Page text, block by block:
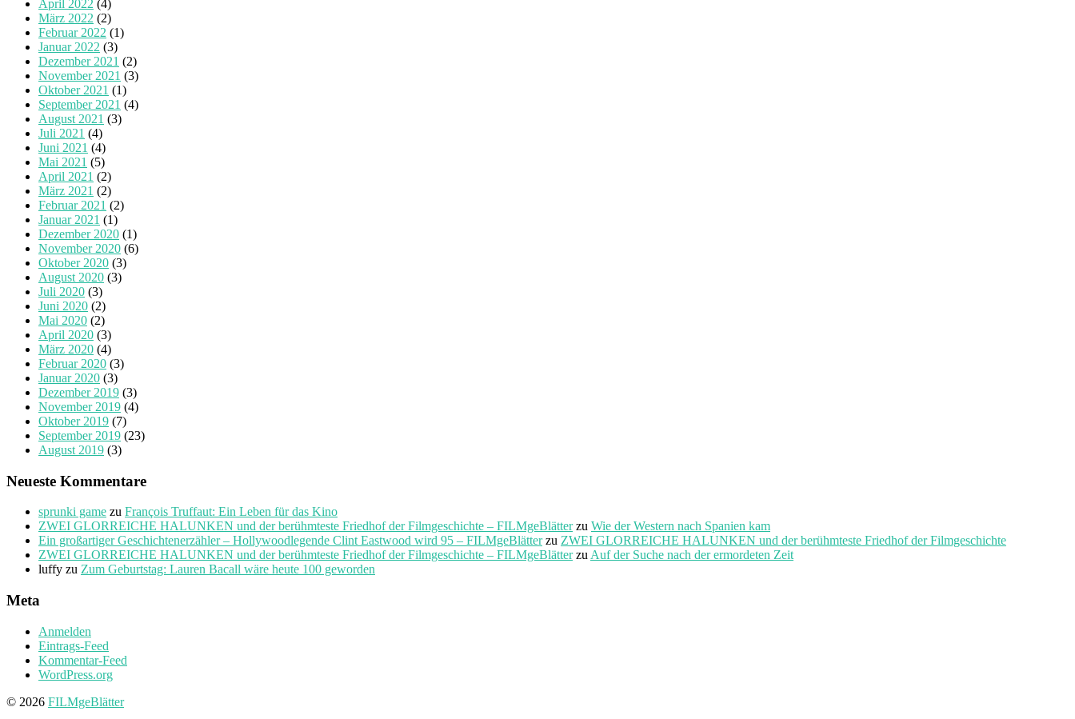
April 2022 (4)
März 2022 (2)
Februar 2022 (1)
Januar 2022 (3)
Dezember 2021 (2)
November 2021 (3)
Oktober 2021 (1)
September 2021 (4)
August 2021 (3)
Juli 2021 (4)
Juni 2021 (4)
Mai 2021 (5)
April 2021 (2)
März 2021 (2)
Februar 2021 (2)
Januar 2021 (1)
Dezember 2020 (1)
November 2020 (6)
Oktober 2020 (3)
August 2020 (3)
Juli 2020 (3)
Juni 2020 (2)
Mai 2020 (2)
April 2020 (3)
März 2020 (4)
Februar 2020 (3)
Januar 2020 (3)
Dezember 2019 (3)
November 2019 (4)
Oktober 2019 (7)
September 2019 (23)
August 2019 (3)
Neueste Kommentare
sprunki game zu François Truffaut: Ein Leben für das Kino
ZWEI GLORREICHE HALUNKEN und der berühmteste Friedhof der Filmgeschichte – FILMgeBlätterzu Wie der Western nach Spanien kam
Ein großartiger Geschichtenerzähler – Hollywoodlegende Clint Eastwood wird 95 – FILMgeBlätterzu ZWEI GLORREICHE HALUNKEN und der berühmteste Friedhof der Filmgeschichte
ZWEI GLORREICHE HALUNKEN und der berühmteste Friedhof der Filmgeschichte – FILMgeBlätterzu Auf der Suche nach der ermordeten Zeit
luffy zu Zum Geburtstag: Lauren Bacall wäre heute 100 geworden
Meta
Anmelden
Eintrags-Feed
Kommentar-Feed
WordPress.org
© 2026 FILMgeBlätter